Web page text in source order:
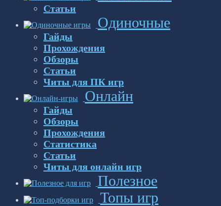
Статьи
Одиночные
Гайды
Прохождения
Обзоры
Статьи
Читы для ПК игр
Онлайн
Гайды
Обзоры
Прохождения
Статистика
Статьи
Читы для онлайн игр
Полезное
Топы игр